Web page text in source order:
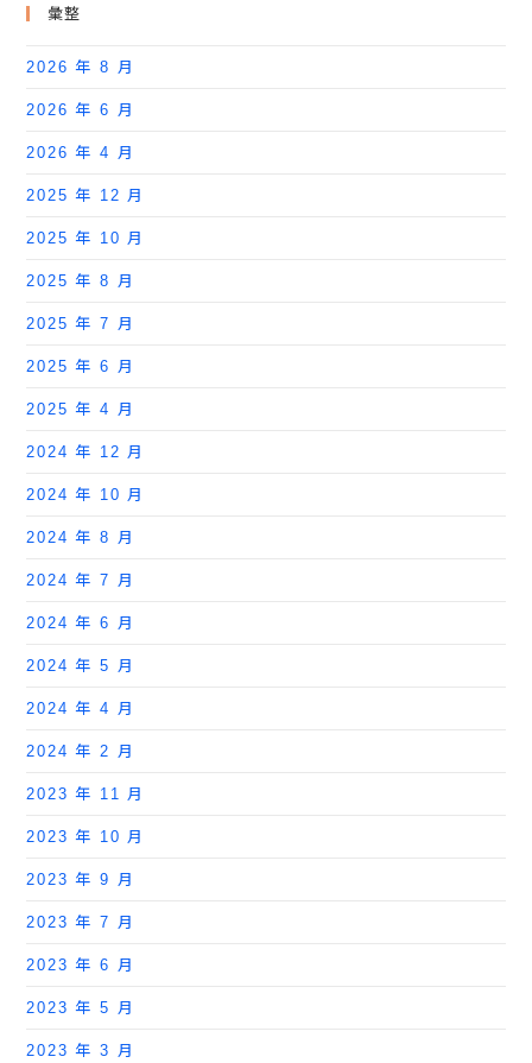
彙整
2026 年 8 月
2026 年 6 月
2026 年 4 月
2025 年 12 月
2025 年 10 月
2025 年 8 月
2025 年 7 月
2025 年 6 月
2025 年 4 月
2024 年 12 月
2024 年 10 月
2024 年 8 月
2024 年 7 月
2024 年 6 月
2024 年 5 月
2024 年 4 月
2024 年 2 月
2023 年 11 月
2023 年 10 月
2023 年 9 月
2023 年 7 月
2023 年 6 月
2023 年 5 月
2023 年 3 月